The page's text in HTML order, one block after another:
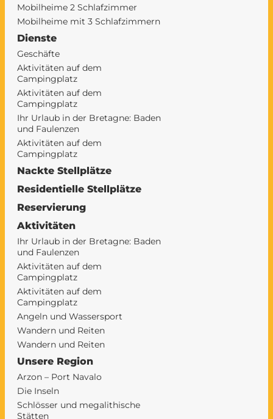
Mobilheime 2 Schlafzimmer
Mobilheime mit 3 Schlafzimmern
Dienste
Geschäfte
Aktivitäten auf dem
Campingplatz
Aktivitäten auf dem
Campingplatz
Ihr Urlaub in der Bretagne: Baden
und Faulenzen
Aktivitäten auf dem
Campingplatz
Nackte Stellplätze
Residentielle Stellplätze
Reservierung
Aktivitäten
Ihr Urlaub in der Bretagne: Baden
und Faulenzen
Aktivitäten auf dem
Campingplatz
Aktivitäten auf dem
Campingplatz
Angeln und Wassersport
Wandern und Reiten
Wandern und Reiten
Unsere Region
Arzon – Port Navalo
Die Inseln
Schlösser und megalithische
Stätten